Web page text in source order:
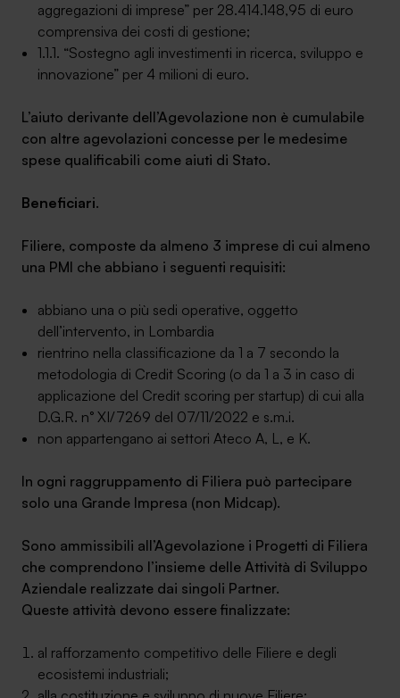
all'Oam n.M336
aggregazioni di imprese” per 28.414.148,95 di euro
comprensiva dei costi di gestione;
1.1.1. “Sostegno agli investimenti in ricerca, sviluppo e
innovazione” per 4 milioni di euro.
L’aiuto derivante dell’Agevolazione non è cumulabile
con altre agevolazioni concesse per le medesime
spese qualificabili come aiuti di Stato.
Beneficiari.
Filiere, composte da almeno 3 imprese di cui almeno
una PMI che abbiano i seguenti requisiti:
abbiano una o più sedi operative, oggetto
dell’intervento, in Lombardia
rientrino nella classificazione da 1 a 7 secondo la
metodologia di Credit Scoring (o da 1 a 3 in caso di
applicazione del Credit scoring per startup) di cui alla
D.G.R. n° XI/7269 del 07/11/2022 e s.m.i.
non appartengano ai settori Ateco A, L, e K.
In ogni raggruppamento di Filiera può partecipare
solo una Grande Impresa (non Midcap).
Sono ammissibili all’Agevolazione i Progetti di Filiera
che comprendono l’insieme delle Attività di Sviluppo
Aziendale realizzate dai singoli Partner.
Queste attività devono essere finalizzate:
al rafforzamento competitivo delle Filiere e degli
ecosistemi industriali;